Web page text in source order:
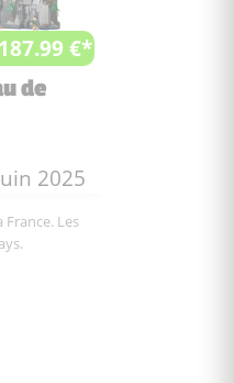
187.99 €*
de
:
de figurines :
de sortie :
2025
Les